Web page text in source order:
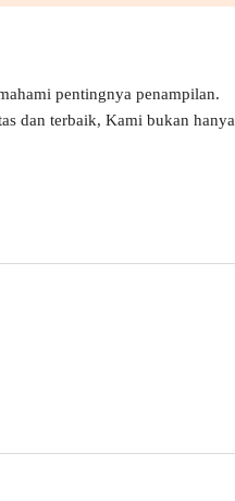
pentingnya penampilan.
dan terbaik, Kami bukan